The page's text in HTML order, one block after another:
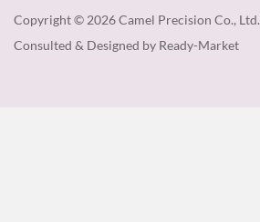
Copyright © 2026Camel Precision Co., Ltd.
Consulted & Designed by Ready-Market